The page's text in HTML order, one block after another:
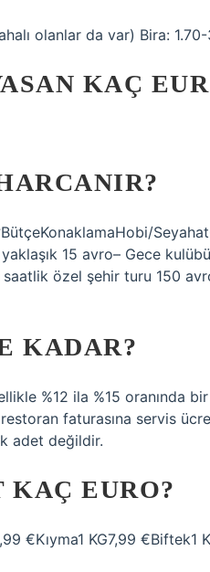
olanlar da var) Bira:
KAÇ
15 avro– Gece
özel şehir turu 150
KADAR?
%12 ila %15 oranında
faturasına servis
adet değildir.
KAÇ EURO?
€Kıyma1 KG7,99 €Biftek1